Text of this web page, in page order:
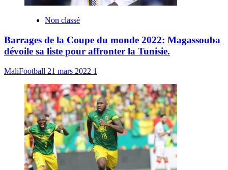
Non classé
Barrages de la Coupe du monde 2022: Magassouba
dévoile sa liste pour affronter la Tunisie.
MaliFootball 21 mars 2022 1